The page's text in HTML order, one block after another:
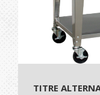
TITRE